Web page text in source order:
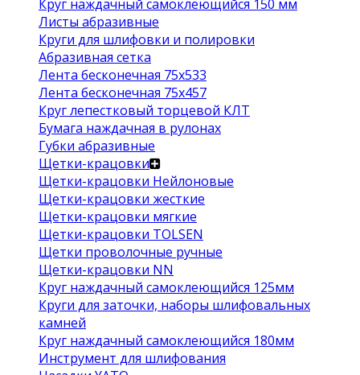
Круг наждачный самоклеющийся 150 мм
Листы абразивные
Круги для шлифовки и полировки
Абразивная сетка
Лента бесконечная 75х533
Лента бесконечная 75х457
Круг лепестковый торцевой КЛТ
Бумага наждачная в рулонах
Губки абразивные
Щетки-крацовки
Щетки-крацовки Нейлоновые
Щетки-крацовки жесткие
Щетки-крацовки мягкие
Щетки-крацовки TOLSEN
Щетки проволочные ручные
Щетки-крацовки NN
Круг наждачный самоклеющийся 125мм
Круги для заточки, наборы шлифовальных
камней
Круг наждачный самоклеющийся 180мм
Инструмент для шлифования